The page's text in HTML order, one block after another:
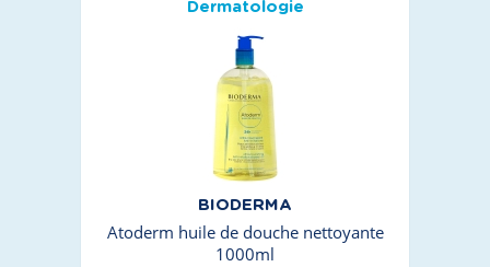
Dermatologie
BIODERMA
Atoderm huile de douche nettoyante
1000ml